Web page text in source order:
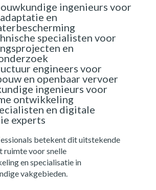
ingenieurs voor
en
specialisten voor
en
engineers voor
en openbaar vervoer
ingenieurs voor
ontwikkeling
en digitale
experts
betekent dit uitstekende
ruimte voor snelle
en specialisatie in
vakgebieden.